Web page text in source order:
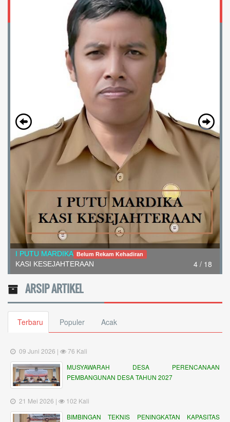
4 / 18
I PUTU MARDIKA Belum Rekam Kehadiran
KASI KESEJAHTERAAN
ARSIP ARTIKEL
Terbaru Populer Acak
09 Juni 2026 |
76 Kali
MUSYAWARAH DESA PERENCANAAN
PEMBANGUNAN DESA TAHUN 2027
21 Mei 2026 |
102 Kali
BIMBINGAN TEKNIS PENINGKATAN KAPASITAS